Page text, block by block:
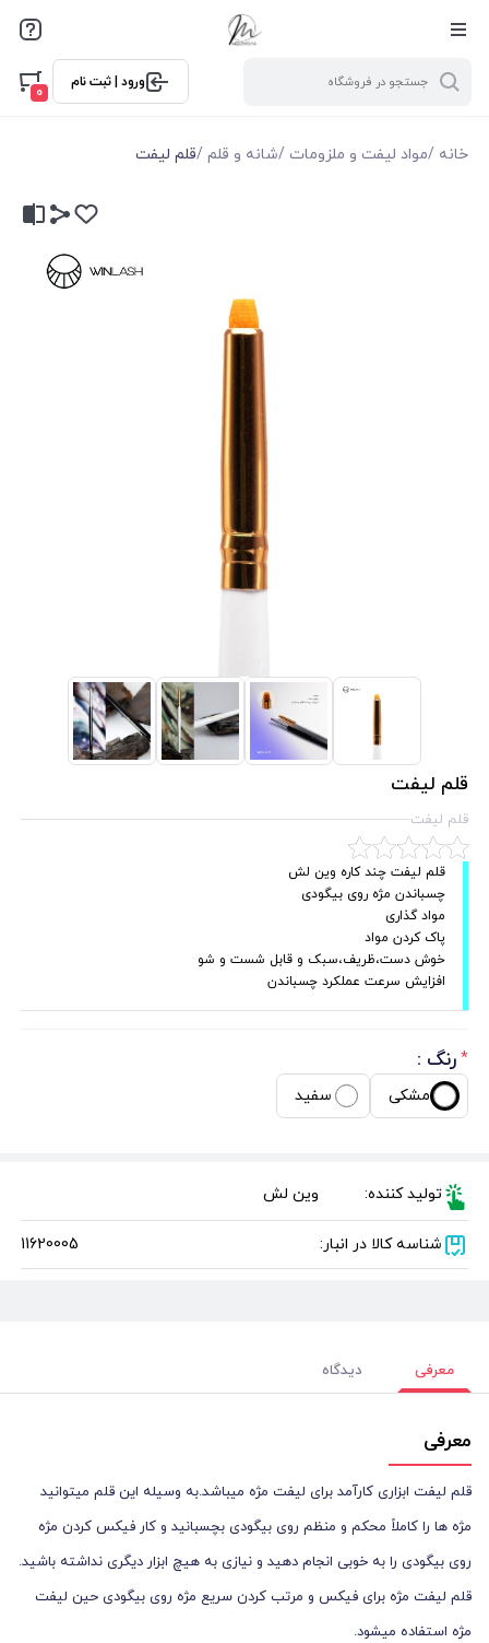
ورود | ثبت نام
0
خانه /مواد لیفت و ملزومات /شانه و قلم /قلم لیفت
قلم لیفت
قلم لیفت
قلم لیفت چند کاره وین لش
چسباندن مژه روی بیگودی
مواد گذاری
پاک کردن مواد
خوش دست،ظریف،سبک و قابل شست و شو
افزایش سرعت عملکرد چسباندن
* رنگ :
مشکی سفید
تولید کننده: وین لش
شناسه کالا در انبار: 11620005
معرفی دیدگاه
معرفی
قلم لیفت ابزاری کارآمد برای لیفت مژه میباشد.به وسیله این قلم میتوانید
مژه ها را کاملاً محکم و منظم روی بیگودی بچسبانید و کار فیکس کردن مژه
روی بیگودی را به خوبی انجام دهید و نیازی به هیچ ابزار دیگری نداشته باشید.
قلم لیفت مژه برای فیکس و مرتب کردن سریع مژه روی بیگودی حین لیفت
مژه استفاده میشود.